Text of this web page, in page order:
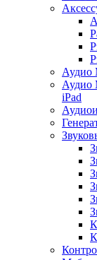
Аудио
Аудио
iPad